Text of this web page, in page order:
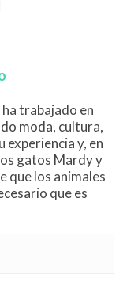
trabajado en
moda, cultura,
experiencia y, en
gatos Mardy y
que los animales
que es